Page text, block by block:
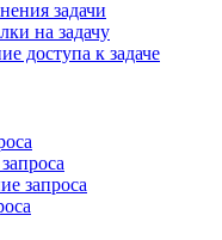
задачи
на задачу
доступа к задаче
запроса